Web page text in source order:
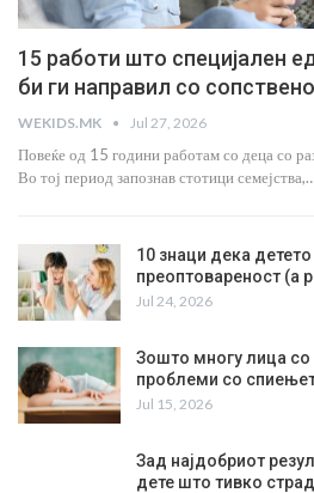
15 работи што специјален
би ги направил со
WEKIDS.MK Jul 27, 2026
Повеќе од 15 години работам со деца со
Во тој период запознав стотици
10 знаци дека
преоптовареност (а
Jul 24, 2026
Зошто многу лица со
проблеми со
Jul 15, 2026
Зад најдобриот
дете што тивко